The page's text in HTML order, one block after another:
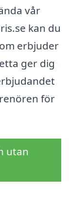
vår
kan du
erbjuder
ger dig
för
utan